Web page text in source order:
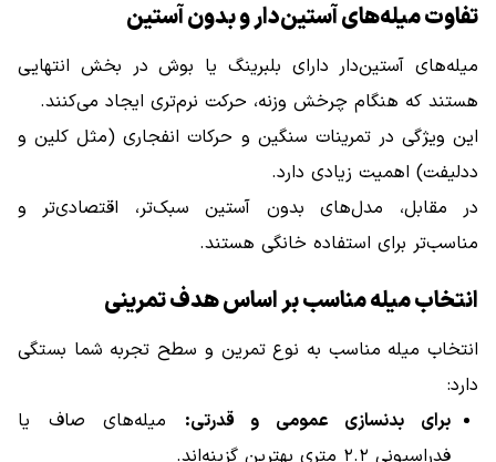
تفاوت میله‌های آستین‌دار و بدون آستین
میله‌های آستین‌دار دارای بلبرینگ یا بوش در بخش انتهایی
هستند که هنگام چرخش وزنه، حرکت نرم‌تری ایجاد می‌کنند.
این ویژگی در تمرینات سنگین و حرکات انفجاری (مثل کلین و
ددلیفت) اهمیت زیادی دارد.
در مقابل، مدل‌های بدون آستین سبک‌تر، اقتصادی‌تر و
مناسب‌تر برای استفاده خانگی هستند.
انتخاب میله مناسب بر اساس هدف تمرینی
انتخاب میله مناسب به نوع تمرین و سطح تجربه شما بستگی
دارد:
برای بدنسازی عمومی و قدرتی: میله‌های صاف یا
فدراسیونی ۲.۲ متری بهترین گزینه‌اند.